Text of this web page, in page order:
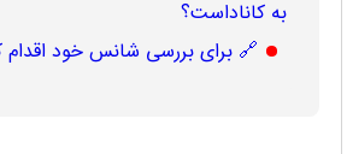
به کاناداست؟
🔗 برای بررسی شانس خود اقدام